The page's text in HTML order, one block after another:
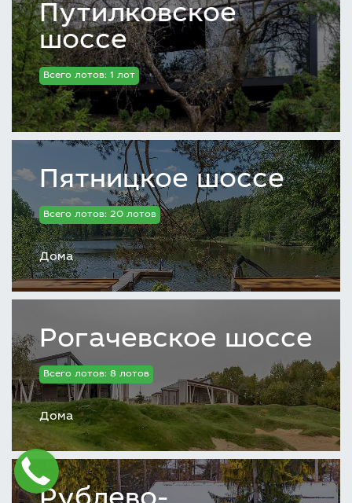
Путилковское
шоссе
Всего лотов: 1 лот
Пятницкое шоссе
Всего лотов: 20 лотов
Дома
Рогачевское шоссе
Всего лотов: 8 лотов
Дома